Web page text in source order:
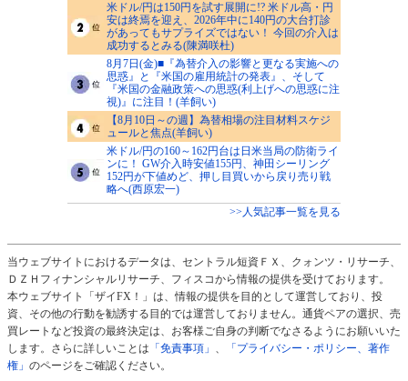
米ドル/円は150円を試す展開に!? 米ドル高・円
安は終焉を迎え、2026年中に140円の大台打診
があってもサプライズではない！ 今回の介入は
成功するとみる(陳満咲杜)
8月7日(金)■『為替介入の影響と更なる実施への
思惑』と『米国の雇用統計の発表』、そして
『米国の金融政策への思惑(利上げへの思惑に注
視)』に注目！(羊飼い)
【8月10日～の週】為替相場の注目材料スケジ
ュールと焦点(羊飼い)
米ドル/円の160～162円台は日米当局の防衛ライ
ンに！ GW介入時安値155円、神田シーリング
152円が下値めど、押し目買いから戻り売り戦
略へ(西原宏一)
>>人気記事一覧を見る
当ウェブサイトにおけるデータは、セントラル短資ＦＸ、クォンツ・リサーチ、
ＤＺＨフィナンシャルリサーチ、フィスコから情報の提供を受けております。
本ウェブサイト「ザイFX！」は、情報の提供を目的として運営しており、投
資、その他の行動を勧誘する目的では運営しておりません。通貨ペアの選択、売
買レートなど投資の最終決定は、お客様ご自身の判断でなさるようにお願いいた
します。さらに詳しいことは 「免責事項」 、
「プライバシー・ポリシー、著作
権」 のページをご確認ください。